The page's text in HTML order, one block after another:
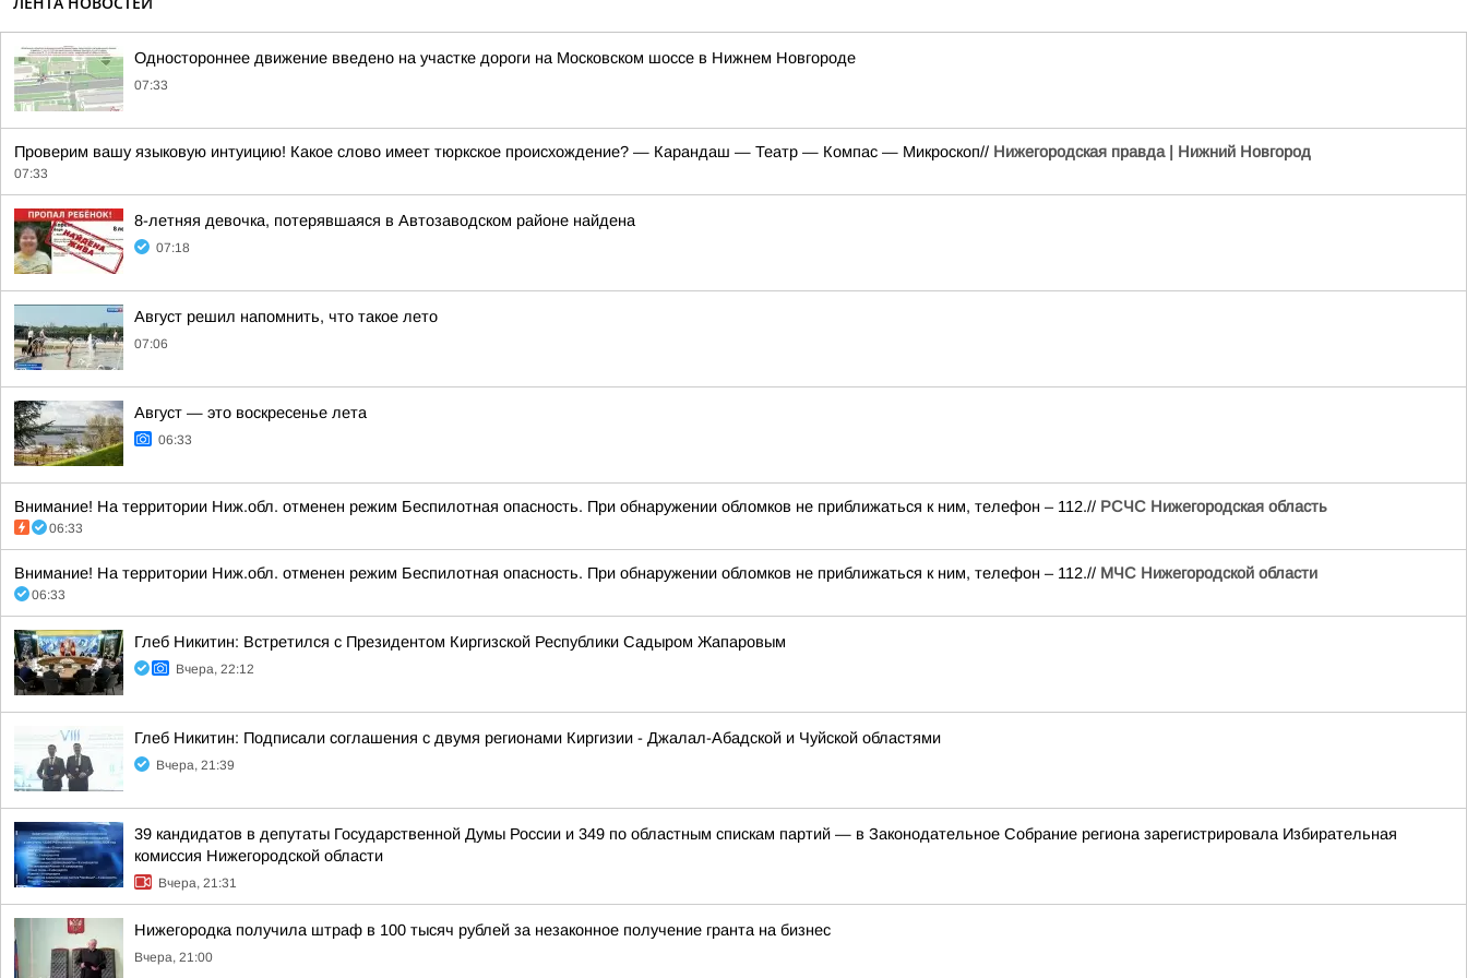
Одностороннее движение введено на участке дороги на Московском шоссе в Нижнем Новгороде
07:33
Проверим вашу языковую интуицию! Какое слово имеет тюркское происхождение? — Карандаш — Театр — Компас — Микроскоп// Нижегородская правда | Нижний Новгород
07:33
8-летняя девочка, потерявшаяся в Автозаводском районе найдена
07:18
Август решил напомнить, что такое лето
07:06
Август — это воскресенье лета
06:33
Внимание! На территории Ниж.обл. отменен режим Беспилотная опасность. При обнаружении обломков не приближаться к ним, телефон – 112.// РСЧС Нижегородская область
06:33
Внимание! На территории Ниж.обл. отменен режим Беспилотная опасность. При обнаружении обломков не приближаться к ним, телефон – 112.// МЧС Нижегородской области
06:33
Глеб Никитин: Встретился с Президентом Киргизской Республики Садыром Жапаровым
Вчера, 22:12
Глеб Никитин: Подписали соглашения с двумя регионами Киргизии - Джалал-Абадской и Чуйской областями
Вчера, 21:39
39 кандидатов в депутаты Государственной Думы России и 349 по областным спискам партий — в Законодательное Собрание региона зарегистрировала Избирательная
комиссия Нижегородской области
Вчера, 21:31
Нижегородка получила штраф в 100 тысяч рублей за незаконное получение гранта на бизнес
Вчера, 21:00